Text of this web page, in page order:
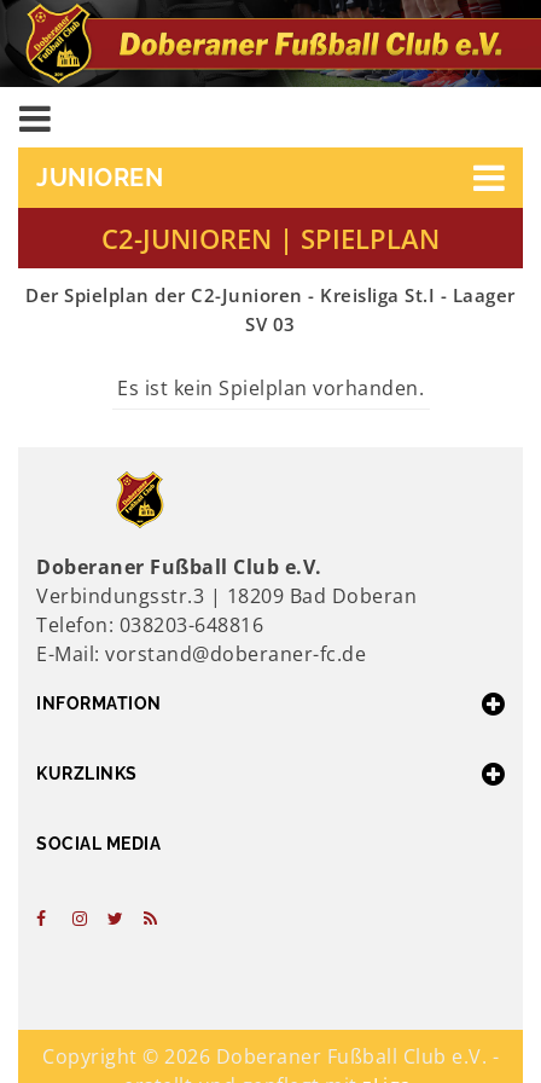
JUNIOREN
C2-JUNIOREN | SPIELPLAN
Der Spielplan der C2-Junioren - Kreisliga St.I - Laager
SV 03
Es ist kein Spielplan vorhanden.
Doberaner Fußball Club e.V.
Verbindungsstr.3 | 18209 Bad Doberan
Telefon: 038203-648816
E-Mail: vorstand@doberaner-fc.de
INFORMATION
KURZLINKS
SOCIAL MEDIA
Copyright © 2026 Doberaner Fußball Club e.V. -